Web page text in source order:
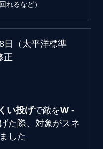
れるなど）
日（太平洋標準
正
い投げで敵をW -
た際、対象がスネ
した